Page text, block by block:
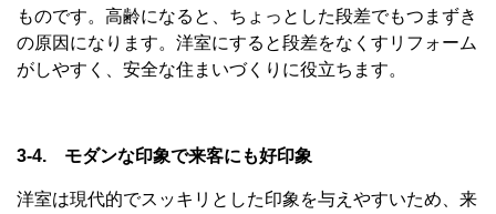
ものです。高齢になると、ちょっとした段差でもつまずき
の原因になります。洋室にすると段差をなくすリフォーム
がしやすく、安全な住まいづくりに役立ちます。
3-4. モダンな印象で来客にも好印象
洋室は現代的でスッキリとした印象を与えやすいため、来